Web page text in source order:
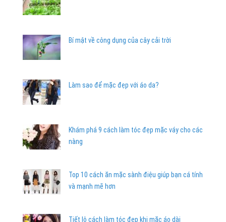
Bí mật về công dụng của cây cải trời
Làm sao để mặc đẹp với áo da?
Khám phá 9 cách làm tóc đẹp mặc váy cho các
nàng
Top 10 cách ăn mặc sành điệu giúp bạn cá tính
và mạnh mẽ hơn
Tiết lộ cách làm tóc đẹp khi mặc áo dài